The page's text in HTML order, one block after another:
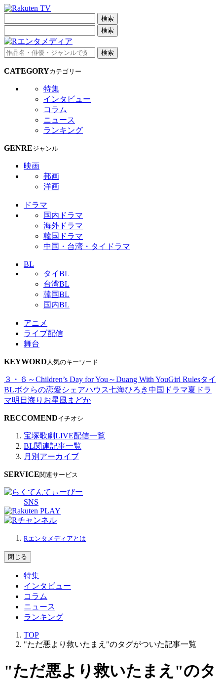
検索
検索
検索
CATEGORYカテゴリー
特集
インタビュー
コラム
ニュース
ランキング
GENREジャンル
映画
邦画
洋画
ドラマ
国内ドラマ
海外ドラマ
韓国ドラマ
中国・台湾・タイドラマ
BL
タイBL
台湾BL
韓国BL
国内BL
アニメ
ライブ配信
舞台
KEYWORD 人気のキーワード
３・６～Children’s Day for You～Duang With YouGirl Rulesタイ
BLボクらの恋愛シェアハウス七海ひろき中国ドラマ夏ドラ
マ明日海りお星風まどか
RECCOMENDイチオシ
宝塚歌劇LIVE配信一覧
BL関連記事一覧
月別アーカイブ
SERVICE関連サービス
SNS
Rエンタメディアとは
閉じる
特集
インタビュー
コラム
ニュース
ランキング
TOP
"ただ悪より救いたまえ"のタグがついた記事一覧
"ただ悪より救いたまえ"のタ